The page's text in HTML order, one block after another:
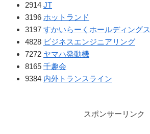
2914 JT
3196 ホットランド
3197 すかいらーくホールディングス
4828 ビジネスエンジニアリング
7272 ヤマハ発動機
8165 千趣会
9384 内外トランスライン
スポンサーリンク